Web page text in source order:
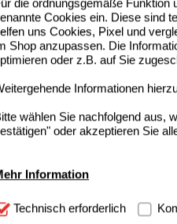
die ordnungsgemäße Funktion
Cookies ein. Diese sind
uns Cookies, Pixel und
Shop anzupassen. Die
oder z.B. auf Sie
Informationen
wählen Sie nachfolgend aus,
oder akzeptieren Sie
Information
Notwendig: Hierbei
sind (z.B. Navigation,
Technisch erforderlich
10ml